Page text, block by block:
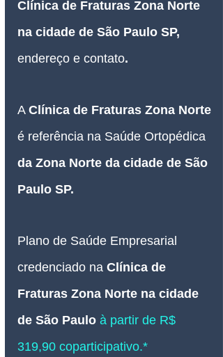
Clínica de Fraturas Zona Norte
na cidade de São Paulo SP,
endereço e contato.
A Clínica de Fraturas Zona Norte
é referência na Saúde Ortopédica
da Zona Norte da cidade de São
Paulo SP.
Plano de Saúde Empresarial
credenciado na Clínica de
Fraturas Zona Norte na cidade
de São Paulo à partir de R$
319,90 coparticipativo.*